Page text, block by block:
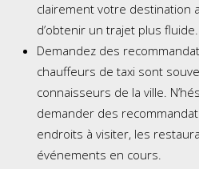
clairement votre destination
d’obtenir un trajet plus fluide.
Demandez des
chauffeurs de taxi sont
connaisseurs de la ville.
demander des
endroits à visiter, les
événements en cours.